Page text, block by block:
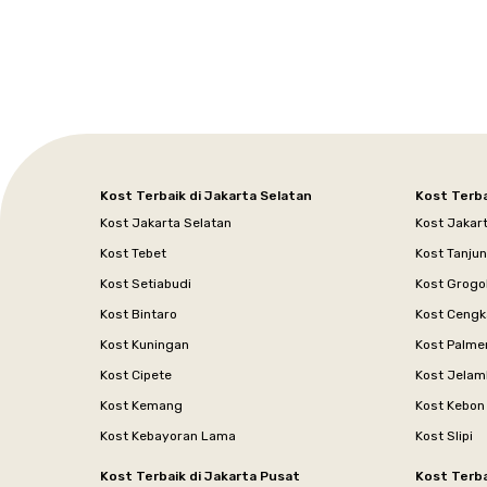
Kost Terbaik di Jakarta Selatan
Kost Jakarta Selatan
Kost Tebet
Kost Setiabudi
Kost Bintaro
Kost Kuningan
Kost Cipete
Kost Kemang
Kost Kebayoran Lama
Kost Terbaik di Jakarta Pusat
Kost
Kost
Kost
Kost Grogol
Kost
Kost
Kost
Kost
Kost Slipi
Kost